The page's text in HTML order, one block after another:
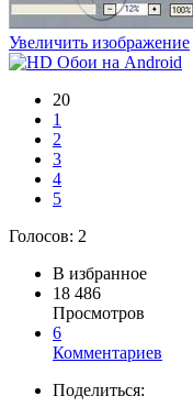
Увеличить изображение
20
1
2
3
4
5
Голосов: 2
В избранное
18 486
Просмотров
6
Комментариев
Поделиться: